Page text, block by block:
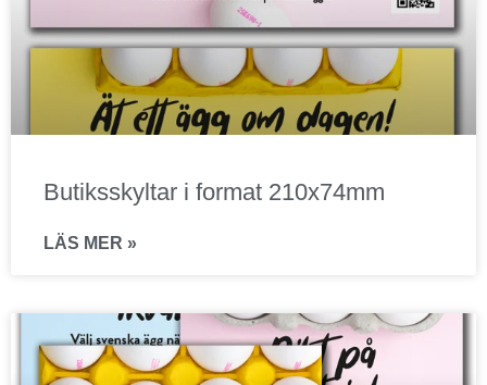
Butiksskyltar i format 210x74mm
LÄS MER »